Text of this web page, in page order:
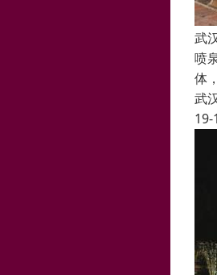
武
喷
体
武
19-